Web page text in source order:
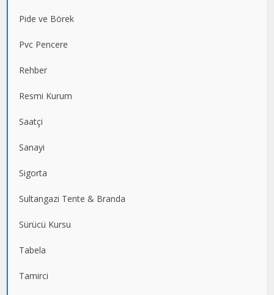
Pide ve Börek
Pvc Pencere
Rehber
Resmi Kurum
Saatçi
Sanayi
Sigorta
Sultangazi Tente & Branda
Sürücü Kursu
Tabela
Tamirci